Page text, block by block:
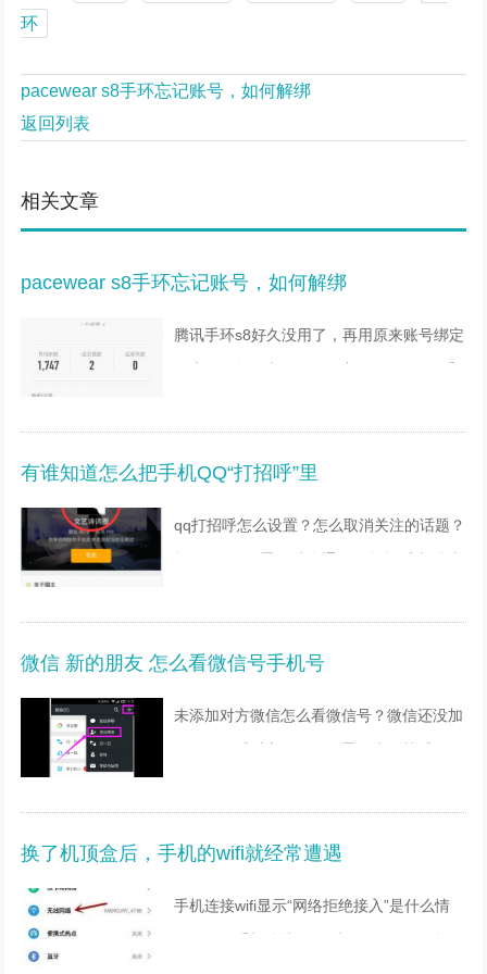
环
pacewear s8手环忘记账号，如何解绑
返回列表
相关文章
pacewear s8手环忘记账号，如何解绑
腾讯手环s8好久没用了，再用原来账号绑定
若仍无法搜索到设备名
有谁知道怎么把手机QQ“打招呼”里
qq打招呼怎么设置？怎么取消关注的话题？
取消关注就ok了。手
微信 新的朋友 怎么看微信号手机号
未添加对方微信怎么看微信号？微信还没加
手机微信，点击右上角的
换了机顶盒后，手机的wifi就经常遭遇
手机连接wifi显示“网络拒绝接入”是什么情